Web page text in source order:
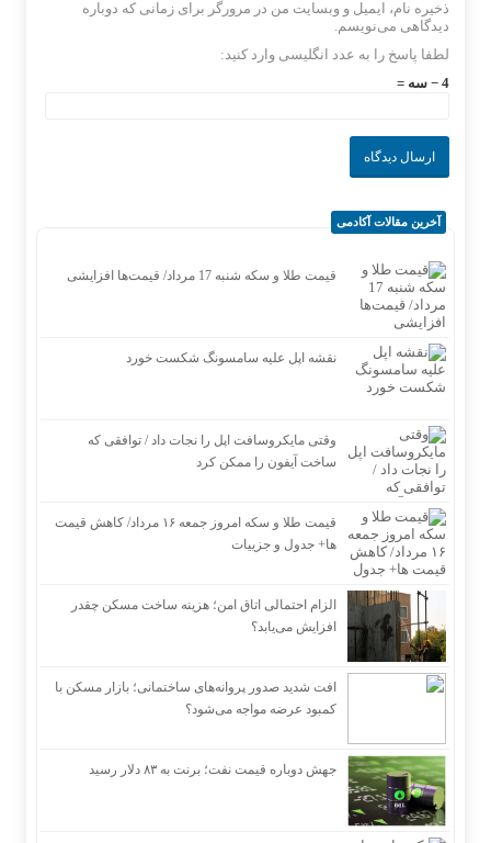
ذخیره نام، ایمیل و وبسایت من در مرورگر برای زمانی که دوباره
دیدگاهی می‌نویسم.
لطفا پاسخ را به عدد انگلیسی وارد کنید:
4 − سه =
آخرین مقالات آکادمی
قیمت طلا و سکه شنبه 17 مرداد/ قیمت‌ها افزایشی
نقشه اپل علیه سامسونگ شکست خورد
وقتی مایکروسافت اپل را نجات داد / توافقی که
ساخت آیفون را ممکن کرد
قیمت طلا و سکه امروز جمعه ۱۶ مرداد/ کاهش قیمت
ها+ جدول و جزییات
الزام احتمالی اتاق امن؛ هزینه ساخت مسکن چقدر
افزایش می‌یابد؟
افت شدید صدور پروانه‌های ساختمانی؛ بازار مسکن با
کمبود عرضه مواجه می‌شود؟
جهش دوباره قیمت نفت؛ برنت به ۸۳ دلار رسید